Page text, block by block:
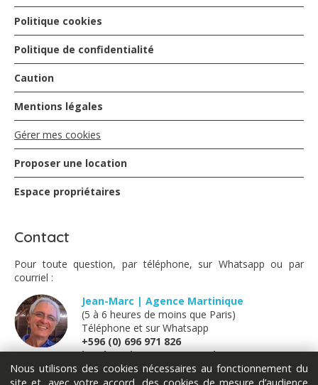
Politique cookies
Politique de confidentialité
Caution
Mentions légales
Gérer mes cookies
Proposer une location
Espace propriétaires
Contact
Pour toute question, par téléphone, sur Whatsapp ou par
courriel :
Jean-Marc | Agence Martinique
(5 à 6 heures de moins que Paris)
Téléphone et sur Whatsapp
+596 (0) 696 971 826
jm@locations-vue-turquoise.com
Nous utilisons des cookies nécessaires au fonctionnement du